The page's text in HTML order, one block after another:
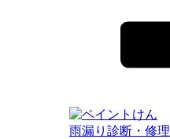
雨漏り診断・修理